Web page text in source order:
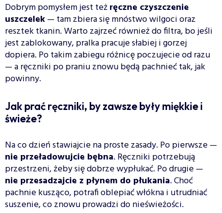
Dobrym pomysłem jest teżręczne czyszczenie
uszczelek— tam zbiera się mnóstwo wilgoci oraz
resztek tkanin. Warto zajrzeć również do filtra, bo jeśli
jest zablokowany, pralka pracuje słabiej i gorzej
dopiera. Po takim zabiegu różnicę poczujecie od razu
— a ręczniki po praniu znowu będą pachnieć tak, jak
powinny.
Jak prać ręczniki, by zawsze były miękkie i
świeże?
Na co dzień stawiajcie na proste zasady. Po pierwsze —
nie przeładowujcie bębna. Ręczniki potrzebują
przestrzeni, żeby się dobrze wypłukać. Po drugie —
nie przesadzajcie z płynem do płukania. Choć
pachnie kusząco, potrafi oblepiać włókna i utrudniać
suszenie, co znowu prowadzi do nieświeżości.